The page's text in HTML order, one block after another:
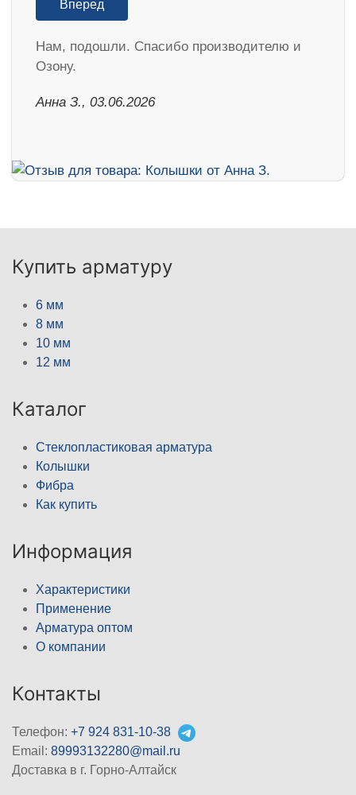
Вперед
Нам, подошли. Спасибо производителю и
Озону.
Анна З., 03.06.2026
Купить арматуру
6 мм
8 мм
10 мм
12 мм
Каталог
Стеклопластиковая арматура
Колышки
Фибра
Как купить
Информация
Характеристики
Применение
Арматура оптом
О компании
Контакты
Телефон: +7 924 831-10-38
Email: 89993132280@mail.ru
Доставка в г. Горно-Алтайск